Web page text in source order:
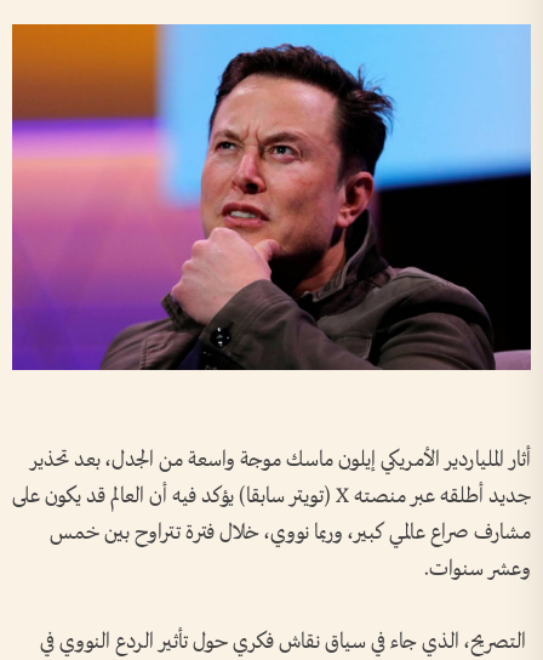
أثار الملياردير الأمريكي إيلون ماسك موجة واسعة من الجدل، بعد تحذير
جديد أطلقه عبر منصته X (تويتر سابقا) يؤكد فيه أن العالم قد يكون على
مشارف صراع عالمي كبير، وربما نووي، خلال فترة تتراوح بين خمس
وعشر سنوات.
التصريح، الذي جاء في سياق نقاش فكري حول تأثير الردع النووي في